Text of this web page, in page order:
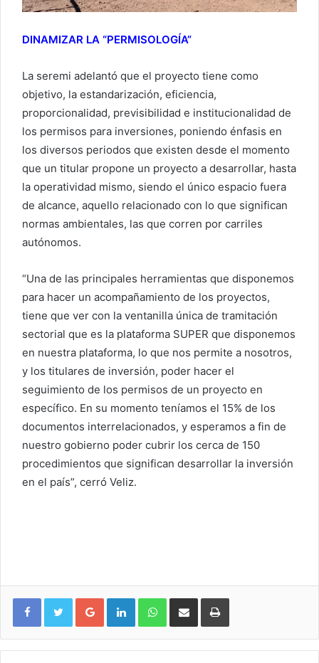
DINAMIZAR LA “PERMISOLOGÍA”
La seremi adelantó que el proyecto tiene como
objetivo, la estandarización, eficiencia,
proporcionalidad, previsibilidad e institucionalidad de
los permisos para inversiones, poniendo énfasis en
los diversos periodos que existen desde el momento
que un titular propone un proyecto a desarrollar, hasta
la operatividad mismo, siendo el único espacio fuera
de alcance, aquello relacionado con lo que significan
normas ambientales, las que corren por carriles
autónomos.
“Una de las principales herramientas que disponemos
para hacer un acompañamiento de los proyectos,
tiene que ver con la ventanilla única de tramitación
sectorial que es la plataforma SUPER que disponemos
en nuestra plataforma, lo que nos permite a nosotros,
y los titulares de inversión, poder hacer el
seguimiento de los permisos de un proyecto en
específico. En su momento teníamos el 15% de los
documentos interrelacionados, y esperamos a fin de
nuestro gobierno poder cubrir los cerca de 150
procedimientos que significan desarrollar la inversión
en el país”, cerró Veliz.
Google+ LinkedIn WhatsApp